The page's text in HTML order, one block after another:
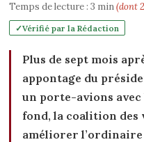
Temps de lecture : 3 min(dont
Vérifié par la Rédaction
Plus de sept mois
appontage du
un porte-avions avec
fond, la coalition des
améliorer l’ordinaire